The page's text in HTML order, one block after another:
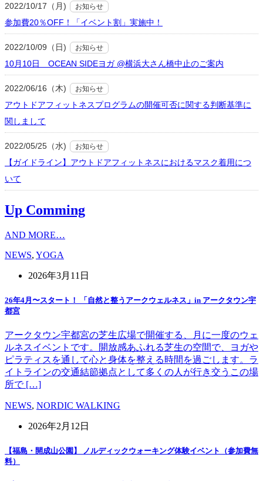
2022/10/17（月) お知らせ
参加費20％OFF！「イベント割」実施中！
2022/10/09（日) お知らせ
10月10日 OCEAN SIDEヨガ @横浜大さん橋中止のご案内
2022/06/16（木) お知らせ
アウトドアフィットネスプログラムの開催可否に関する判断基準に
関しまして
2022/05/25（水) お知らせ
【ガイドライン】アウトドアフィットネスにおけるマスク着用につ
いて
Up Comming
AND MORE…
NEWS, YOGA
2026年3月11日
26年4月〜スタート！ 「自然と整うアークウェルネス」in アークタウン宇
都宮
アークタウン宇都宮の芝生広場で開催する、月に一度のウェ
ルネスイベントです。開放感あふれる芝生の空間で、ヨガや
ピラティスを通して心と身体を整える時間を過ごします。ラ
イトラインの交通結節拠点として多くの人が行き交うこの場
所で […]
NEWS, NORDIC WALKING
2026年2月12日
【福島・開成山公園】 ノルディックウォーキング体験イベント（参加費無
料）